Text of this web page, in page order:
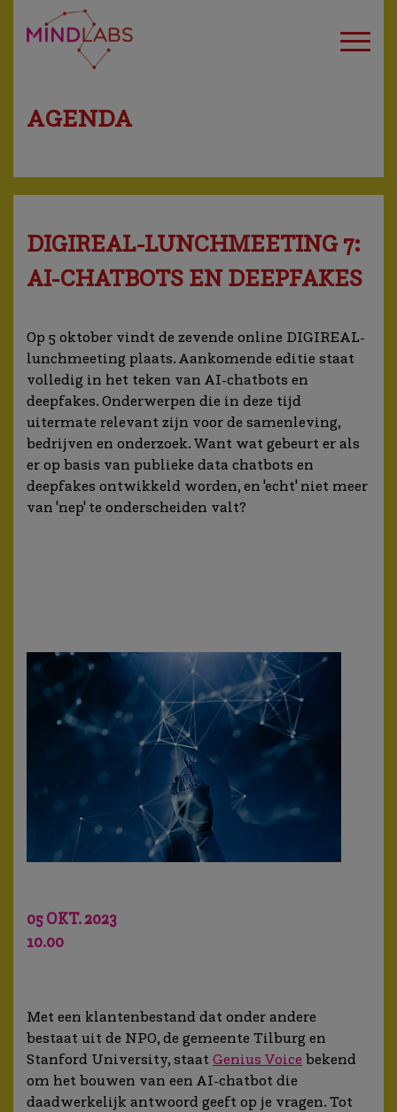
AGENDA
DIGIREAL-LUNCHMEETING 7:
AI-CHATBOTS EN DEEPFAKES
Op 5 oktober vindt de zevende online DIGIREAL-
lunchmeeting plaats. Aankomende editie staat
volledig in het teken van AI-chatbots en
deepfakes. Onderwerpen die in deze tijd
uitermate relevant zijn voor de samenleving,
bedrijven en onderzoek. Want wat gebeurt er als
er op basis van publieke data chatbots en
deepfakes ontwikkeld worden, en 'echt' niet meer
van 'nep' te onderscheiden valt?
05 OKT. 2023
10.00
Met een klantenbestand dat onder andere
bestaat uit de NPO, de gemeente Tilburg en
Stanford University, staatGenius Voice bekend
om het bouwen van een AI-chatbot die
daadwerkelijk antwoord geeft op je vragen. Tot